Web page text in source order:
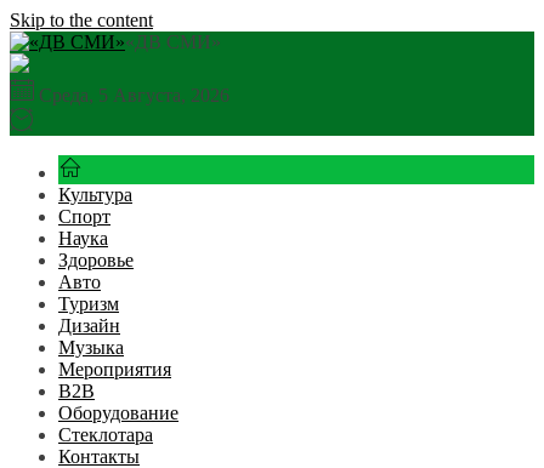
Skip to the content
«ДВ СМИ»
Среда, 5 Августа, 2026
Культура
Спорт
Наука
Здоровье
Авто
Туризм
Дизайн
Музыка
Мероприятия
B2B
Оборудование
Стеклотара
Контакты